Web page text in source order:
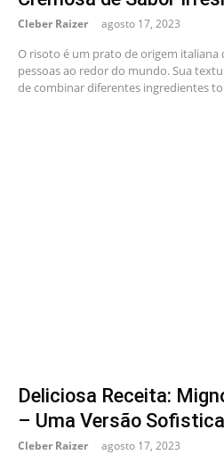
Cleber Raizer agosto 17, 2023
O risoto é um prato de origem
pessoas ao redor do mundo. Sua
de combinar diferentes ingredientes
Deliciosa Receita:
– Uma Versão
Cleber Raizer agosto 17, 2023